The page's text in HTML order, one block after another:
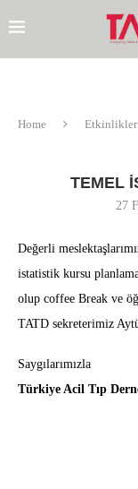
Home Etkinlikler
TEMEL
27
Değerli
istatistik kursu
olup coffee Break ve
TATD sekreterimiz
Saygılarımızla
Türkiye Acil Tıp